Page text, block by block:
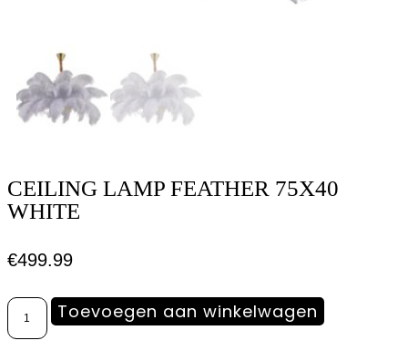
CEILING LAMP FEATHER 75X40
WHITE
€499.99
Toevoegen aan winkelwagen